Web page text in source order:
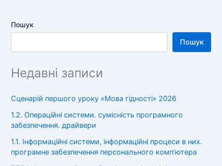
Пошук
Пошук
Недавні записи
Сценарій першого уроку «Мова гідності» 2026
1.2. Операційні системи. сумісність програмного
забезпечення. драйвери
1.1. Інформаційні системи, інформаційні процеси в них.
програмне забезпечення персонального комп’ютера